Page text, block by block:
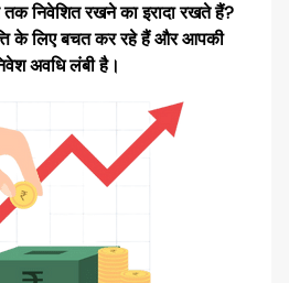
निवेशित रखने का इरादा रखते हैं?
के लिए बचत कर रहे हैं और आपकी
अवधि लंबी है।